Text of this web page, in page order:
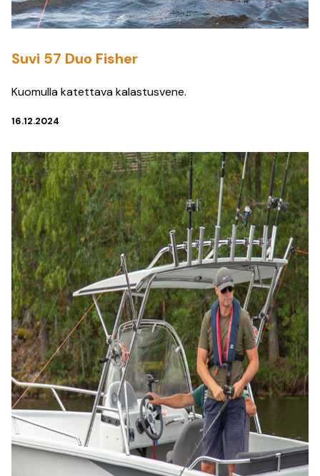
Suvi 57 Duo Fisher
Kuomulla katettava kalastusvene.
16.12.2024